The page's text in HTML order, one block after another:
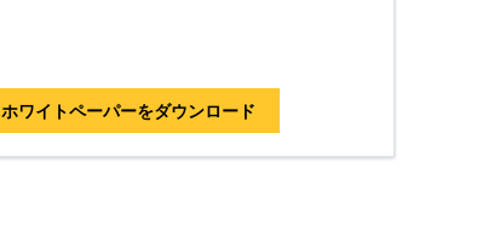
ホワイトペーパーをダウンロード